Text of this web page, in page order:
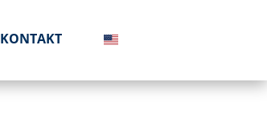
KONTAKT